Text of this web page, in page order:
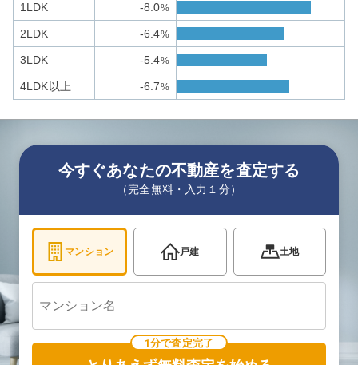
1LDK -8.0%
2LDK -6.4%
3LDK -5.4%
4LDK以上 -6.7%
今すぐあなたの不動産を査定する
（完全無料・入力１分）
マンション 戸建 土地
1分で査定完了